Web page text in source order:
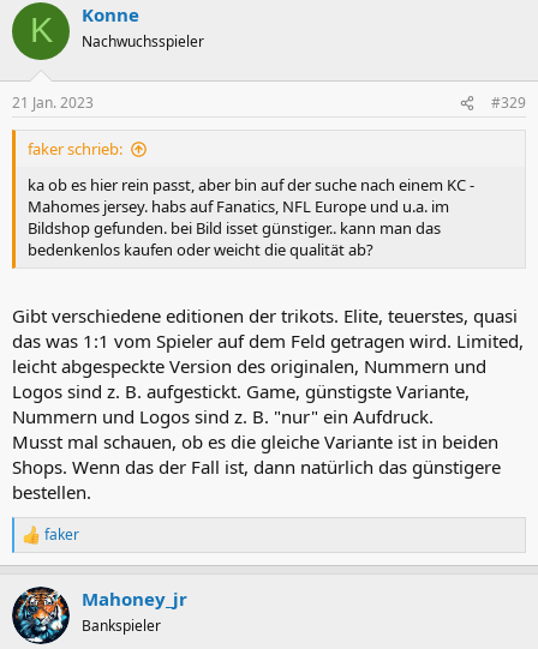
K Konne
Nachwuchsspieler
21 Jan. 2023 #329
faker schrieb:
ka ob es hier rein passt, aber bin auf der suche nach einem KC -
Mahomes jersey. habs auf Fanatics, NFL Europe und u.a. im
Bildshop gefunden. bei Bild isset günstiger.. kann man das
bedenkenlos kaufen oder weicht die qualität ab?
Gibt verschiedene editionen der trikots. Elite, teuerstes, quasi
das was 1:1 vom Spieler auf dem Feld getragen wird. Limited,
leicht abgespeckte Version des originalen, Nummern und
Logos sind z. B. aufgestickt. Game, günstigste Variante,
Nummern und Logos sind z. B. "nur" ein Aufdruck.
Musst mal schauen, ob es die gleiche Variante ist in beiden
Shops. Wenn das der Fall ist, dann natürlich das günstigere
bestellen.
R
e
k
t
i
faker
Mahoney_jr
Bankspieler